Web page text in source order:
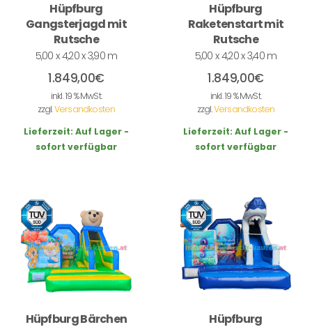
Hüpfburg
Gangsterjagd mit
Rutsche
5,00 x 4,20 x 3,90 m
1.849,00€
inkl. 19 % MwSt.
zzgl.Versandkosten
Lieferzeit: Auf Lager -
sofort verfügbar
Hüpfburg
Raketenstart mit
Rutsche
5,00 x 4,20 x 3,40 m
1.849,00€
inkl. 19 % MwSt.
zzgl.Versandkosten
Lieferzeit: Auf Lager -
sofort verfügbar
Hüpfburg Bärchen
Hüpfburg